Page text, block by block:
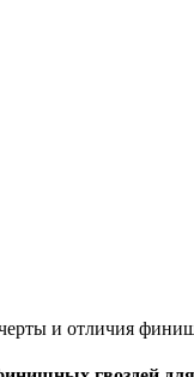
и отличия